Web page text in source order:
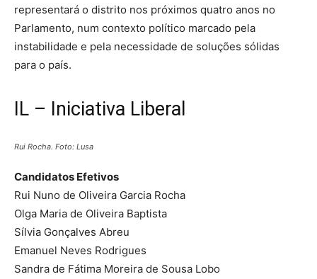
representará o distrito nos próximos quatro anos no
Parlamento, num contexto político marcado pela
instabilidade e pela necessidade de soluções sólidas
para o país.
IL – Iniciativa Liberal
Rui Rocha. Foto: Lusa
Candidatos Efetivos
Rui Nuno de Oliveira Garcia Rocha
Olga Maria de Oliveira Baptista
Sílvia Gonçalves Abreu
Emanuel Neves Rodrigues
Sandra de Fátima Moreira de Sousa Lobo